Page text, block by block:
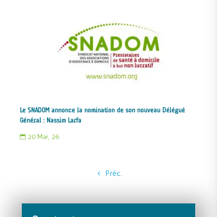
Le SNADOM annonce la nomination de son nouveau Délégué
Général : Nassim Larfa
 20 Mar, 26
Préc.